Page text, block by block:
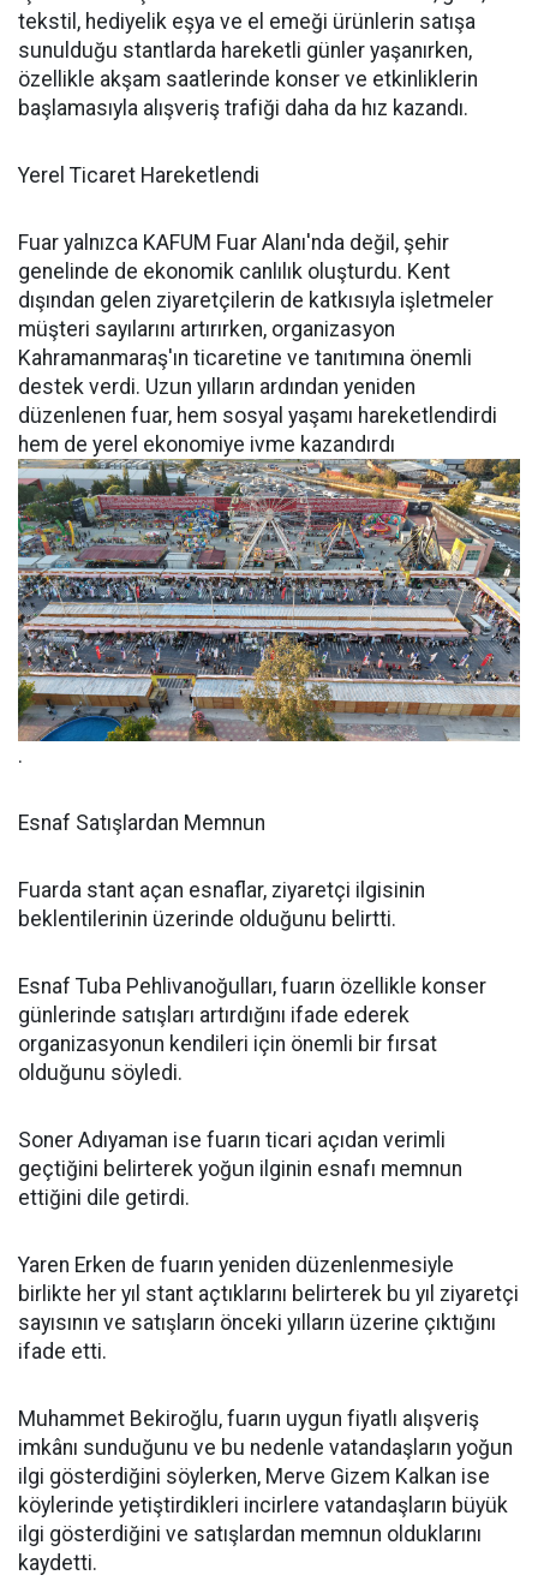
tekstil, hediyelik eşya ve el emeği ürünlerin satışa
sunulduğu stantlarda hareketli günler yaşanırken,
özellikle akşam saatlerinde konser ve etkinliklerin
başlamasıyla alışveriş trafiği daha da hız kazandı.
Yerel Ticaret Hareketlendi
Fuar yalnızca KAFUM Fuar Alanı'nda değil, şehir
genelinde de ekonomik canlılık oluşturdu. Kent
dışından gelen ziyaretçilerin de katkısıyla işletmeler
müşteri sayılarını artırırken, organizasyon
Kahramanmaraş'ın ticaretine ve tanıtımına önemli
destek verdi. Uzun yılların ardından yeniden
düzenlenen fuar, hem sosyal yaşamı hareketlendirdi
hem de yerel ekonomiye ivme kazandırdı
.
Esnaf Satışlardan Memnun
Fuarda stant açan esnaflar, ziyaretçi ilgisinin
beklentilerinin üzerinde olduğunu belirtti.
Esnaf Tuba Pehlivanoğulları, fuarın özellikle konser
günlerinde satışları artırdığını ifade ederek
organizasyonun kendileri için önemli bir fırsat
olduğunu söyledi.
Soner Adıyaman ise fuarın ticari açıdan verimli
geçtiğini belirterek yoğun ilginin esnafı memnun
ettiğini dile getirdi.
Yaren Erken de fuarın yeniden düzenlenmesiyle
birlikte her yıl stant açtıklarını belirterek bu yıl ziyaretçi
sayısının ve satışların önceki yılların üzerine çıktığını
ifade etti.
Muhammet Bekiroğlu, fuarın uygun fiyatlı alışveriş
imkânı sunduğunu ve bu nedenle vatandaşların yoğun
ilgi gösterdiğini söylerken, Merve Gizem Kalkan ise
köylerinde yetiştirdikleri incirlere vatandaşların büyük
ilgi gösterdiğini ve satışlardan memnun olduklarını
kaydetti.